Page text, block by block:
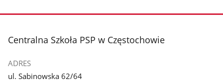
stopka
Centralna Szkoła PSP w Częstochowie
ADRES
ul. Sabinowska 62/64